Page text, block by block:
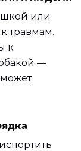
или
травмам.
к
—